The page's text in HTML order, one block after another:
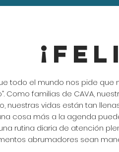
todo el mundo nos pide que
Como familias de CAVA,
nuestras vidas están tan
cosa más a la agenda
rutina diaria de atención
abrumadores sean